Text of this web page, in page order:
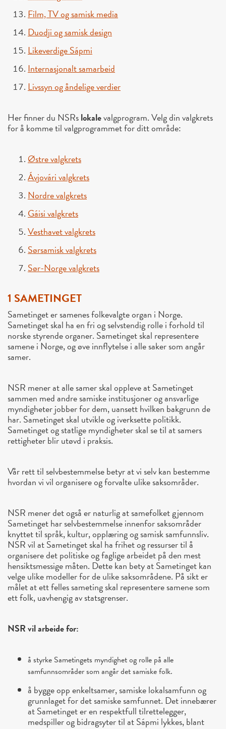
Film, TV og samisk media
Duodji og samisk design
Likeverdige Sápmi
Internasjonalt samarbeid
Livssyn og åndelige verdier
Her finner du NSRslokalevalgprogram. Velg din valgkrets
for å komme til valgprogrammet for ditt område:
Østre valgkrets
Ávjovári valgkrets
Nordre valgkrets
Gáisi valgkrets
Vesthavet valgkrets
Sørsamisk valgkrets
Sør-Norge valgkrets
1 SAMETINGET
Sametinget er samenes folkevalgte organ i Norge.
Sametinget skal ha en fri og selvstendig rolle i forhold til
norske styrende organer. Sametinget skal representere
samene i Norge, og øve innflytelse i alle saker som angår
samer.
NSR mener at alle samer skal oppleve at Sametinget
sammen med andre samiske institusjoner og ansvarlige
myndigheter jobber for dem, uansett hvilken bakgrunn de
har. Sametinget skal utvikle og iverksette politikk.
Sametinget og statlige myndigheter skal se til at samers
rettigheter blir utøvd i praksis.
Vår rett til selvbestemmelse betyr at vi selv kan bestemme
hvordan vi vil organisere og forvalte ulike saksområder.
NSR mener det også er naturlig at samefolket gjennom
Sametinget har selvbestemmelse innenfor saksområder
knyttet til språk, kultur, opplæring og samisk samfunnsliv.
NSR vil at Sametinget skal ha frihet og ressurser til å
organisere det politiske og faglige arbeidet på den mest
hensiktsmessige måten. Dette kan bety at Sametinget kan
velge ulike modeller for de ulike saksområdene. På sikt er
målet at ett felles sameting skal representere samene som
ett folk, uavhengig av statsgrenser.
NSR vil arbeide for:
å styrke Sametingets myndighet og rolle på alle
samfunnsområder som angår det samiske folk.
å bygge opp enkeltsamer, samiske lokalsamfunn og
grunnlaget for det samiske samfunnet. Det innebærer
at Sametinget er en respektfull tilrettelegger,
medspiller og bidragsyter til at Sápmi lykkes, blant